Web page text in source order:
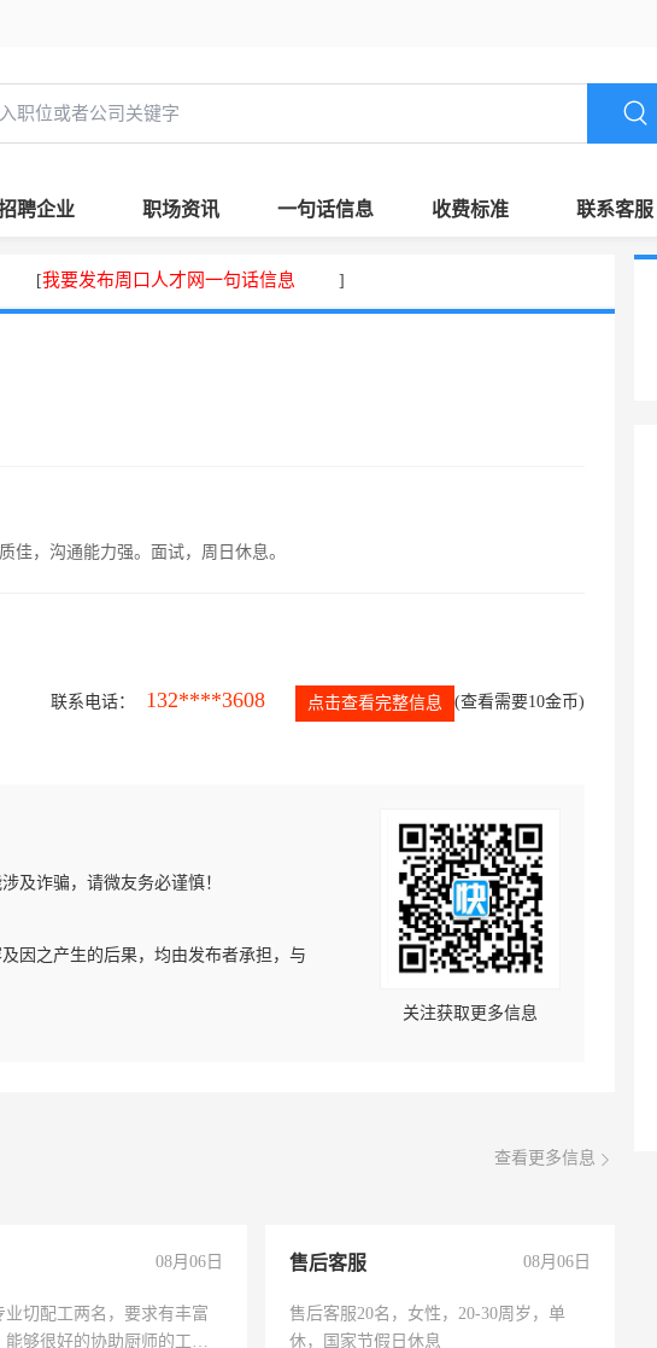
聘企业 职场资讯 一句话信息 收费标准 联系客服
[我要发布周口人才网一句话信息 ]
佳，沟通能力强。面试，周日休息。
联系电话： 132****3608 点击查看完整信息 (查看需要10金币)
及诈骗，请微友务必谨慎！
因之产生的后果，均由发布者承担，与
关注获取更多信息
查看更多信息
08月06日
业切配工两名，要求有丰富
能够很好的协助厨师的工
售后客服 08月06日
售后客服20名，女性，20-30周岁，单
休，国家节假日休息